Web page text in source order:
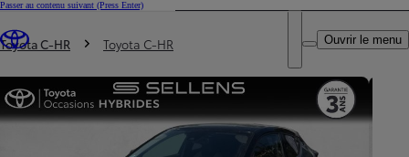
Passer au contenu suivant (Press Enter)
Trouvez un partenaire Toyota
DEALER NAME
Ouvrir le menu
Vous êtes ici
Toyota C-HR Toyota C-HR